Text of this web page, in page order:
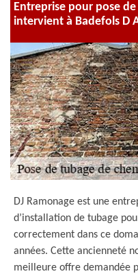
Entreprise pour pose
intervient à Badefols D
DJ Ramonage est une
d’installation de tubage
correctement dans ce
années. Cette ancienneté
meilleure offre demandée